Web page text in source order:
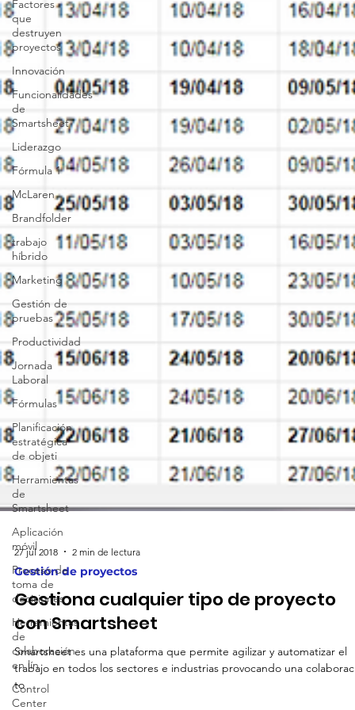
Factores
que
destruyen
proyectos
Innovación
Funcionalidades
de
Smartsheet
Liderazgo
Fórmula 1
McLaren
Brandfolder
trabajo
híbrido
Marketing
Gestión de
pruebas
Productividad
Jornada
Laboral
Fórmulas
Planificación
estratégica
de objeti
Herramientas
de
Smartsheet
Aplicación
móvil
Proceso de
toma de
decisiones
Herramientas
de
colaboración
en lín
Control
Center
27 jul 2018
Gestión de proyectos
Gestiona cualquier tipo de proyecto
con Smartsheet
Smartsheet es una plataforma que permite agilizar y automatizar el
trabajo en todos los sectores e industrias provocando una